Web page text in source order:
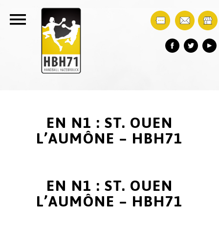
EN N1 : ST. OUEN
L’AUMÔNE – HBH71
EN N1 : ST. OUEN
L’AUMÔNE – HBH71